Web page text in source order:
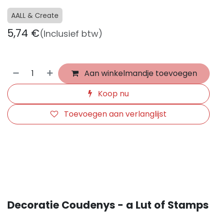
AALL & Create
5,74 €(Inclusief btw)
Aan winkelmandje toevoegen
Koop nu
Toevoegen aan verlanglijst
Decoratie Coudenys - a Lut of Stamps